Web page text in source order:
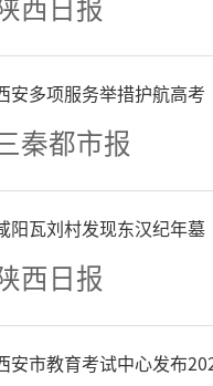
安多项服务举措护航高考
秦都市报
阳瓦刘村发现东汉纪年墓
西日报
安市教育考试中心发布